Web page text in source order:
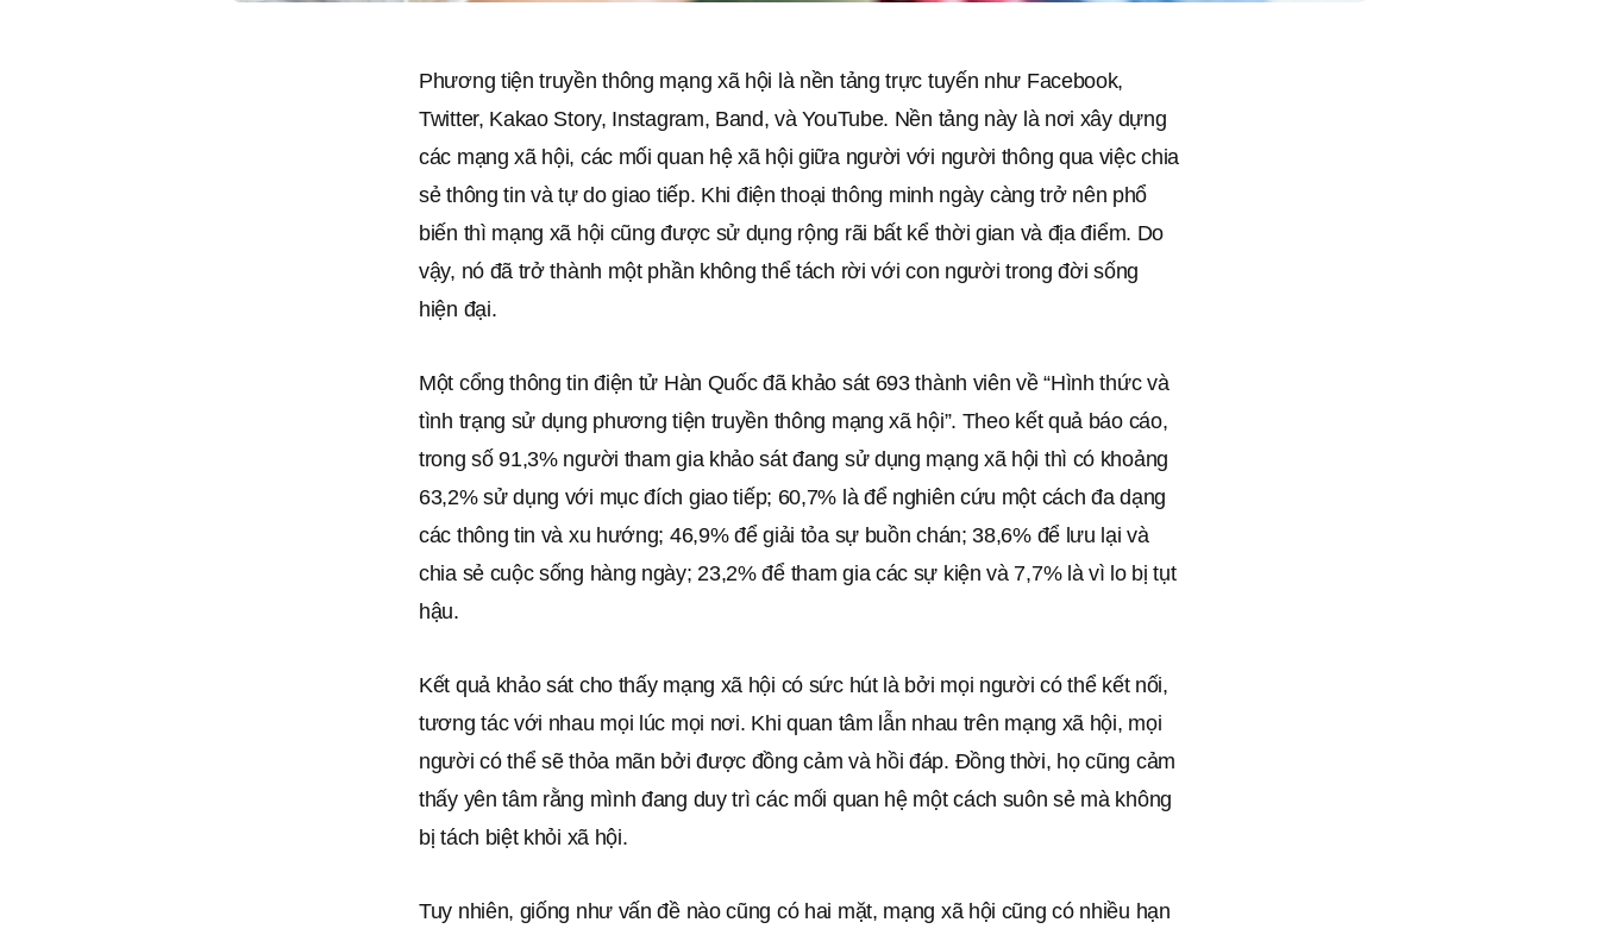
Phương tiện truyền thông mạng xã hội là nền tảng trực tuyến như Facebook,
Twitter, Kakao Story, Instagram, Band, và YouTube. Nền tảng này là nơi xây dựng
các mạng xã hội, các mối quan hệ xã hội giữa người với người thông qua việc chia
sẻ thông tin và tự do giao tiếp. Khi điện thoại thông minh ngày càng trở nên phổ
biến thì mạng xã hội cũng được sử dụng rộng rãi bất kể thời gian và địa điểm. Do
vậy, nó đã trở thành một phần không thể tách rời với con người trong đời sống
hiện đại.
Một cổng thông tin điện tử Hàn Quốc đã khảo sát 693 thành viên về “Hình thức và
tình trạng sử dụng phương tiện truyền thông mạng xã hội”. Theo kết quả báo cáo,
trong số 91,3% người tham gia khảo sát đang sử dụng mạng xã hội thì có khoảng
63,2% sử dụng với mục đích giao tiếp; 60,7% là để nghiên cứu một cách đa dạng
các thông tin và xu hướng; 46,9% để giải tỏa sự buồn chán; 38,6% để lưu lại và
chia sẻ cuộc sống hàng ngày; 23,2% để tham gia các sự kiện và 7,7% là vì lo bị tụt
hậu.
Kết quả khảo sát cho thấy mạng xã hội có sức hút là bởi mọi người có thể kết nối,
tương tác với nhau mọi lúc mọi nơi. Khi quan tâm lẫn nhau trên mạng xã hội, mọi
người có thể sẽ thỏa mãn bởi được đồng cảm và hồi đáp. Đồng thời, họ cũng cảm
thấy yên tâm rằng mình đang duy trì các mối quan hệ một cách suôn sẻ mà không
bị tách biệt khỏi xã hội.
Tuy nhiên, giống như vấn đề nào cũng có hai mặt, mạng xã hội cũng có nhiều hạn